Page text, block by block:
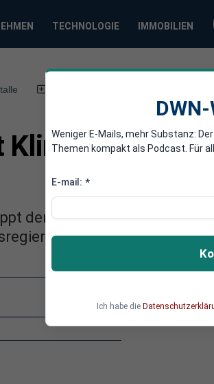
TECHNOLOGIE IMMOBILIEN
Politik
den umstrittenen
vollständig in sich
Weniger E-Mails, mehr Substanz: Der
Themen kompakt als Podcast. Für
E-mail: *
Ich habe die